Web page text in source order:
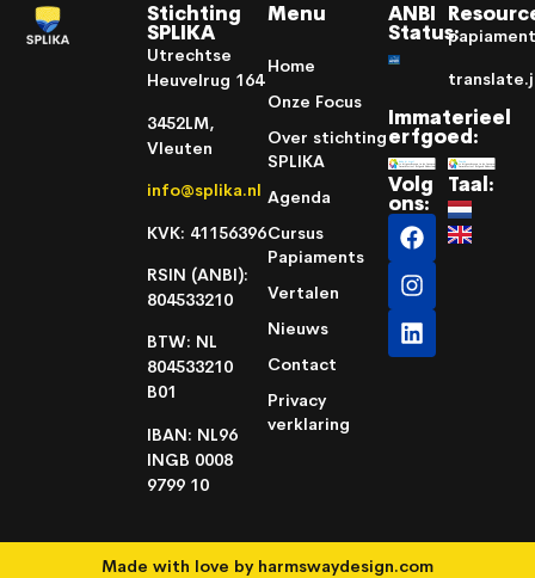
Stichting
SPLIKA
Utrechtse
Heuvelrug 164
3452LM,
Vleuten
info@splika.nl
KVK: 41156396
RSIN (ANBI):
804533210
BTW: NL
804533210
B01
IBAN: NL96
INGB 0008
9799 10
Menu
Home
Onze Focus
Over stichting
SPLIKA
Agenda
Cursus
Papiaments
Vertalen
Nieuws
Contact
Privacy
verklaring
ANBI
Status:
Immaterieel
erfgoed:
Volg
ons:
Taal:
Made with love by harmswaydesign.com